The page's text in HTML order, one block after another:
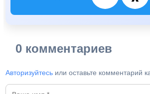
0 комментариев
Авторизуйтесь или оставьте комментарий